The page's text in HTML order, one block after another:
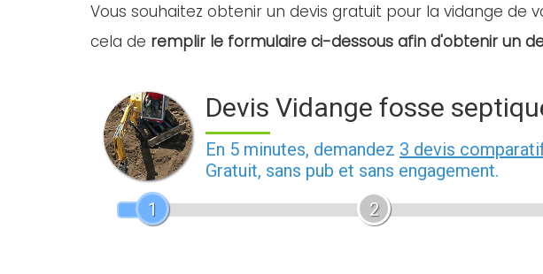
Vous souhaitez obtenir un devis gratuit pour la vidange de
cela de remplir le formulaire ci-dessous afin d'obtenir un
Devis Vidange fosse
En 5 minutes, demandez 3 devis
Gratuit, sans pub et sans engagement.
1
2